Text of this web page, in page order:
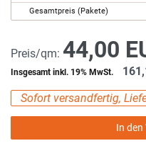
Gesamtpreis (Pakete)
Preis/qm: 44,00
Insgesamt inkl. 19% MwSt.
Sofort versandfertig,
In den